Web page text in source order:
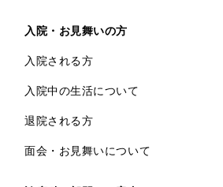
入院・お見舞いの方
入院される方
入院中の生活について
退院される方
面会・お見舞いについて